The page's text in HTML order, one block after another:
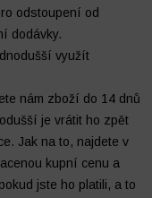
odstoupení od
dodávky.
využít
nám zboží do 14 dnů
je vrátit ho zpět
Jak na to, najdete v
kupní cenu a
jste ho platili, a to